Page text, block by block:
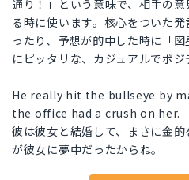
通り！」という意味で、相手の
る時に使います。核心をついた
ったり、予想が的中した時に「
にピッタリな、カジュアルでポジ
He really hit the bullseye by
the office had a crush on her.
彼は彼女と結婚して、まさに金
が彼女に夢中だったからね。